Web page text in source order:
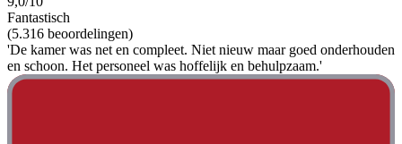
Fantastisch
(5.316 beoordelingen)
'De kamer was net en compleet. Niet nieuw maar goed onderhouden
en schoon. Het personeel was hoffelijk en behulpzaam.'